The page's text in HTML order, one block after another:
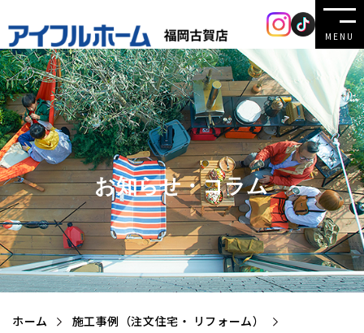
MENU
お知らせ・コラム
ホーム
施工事例（注文住宅・ リフォーム）